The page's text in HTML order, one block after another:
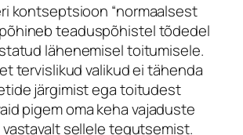
kontseptsioon “normaalsest
teaduspõhistel tõdedel
lähenemisel toitumisele.
tervislikud valikud ei tähenda
järgimist ega toitudest
pigem oma keha vajaduste
sellele tegutsemist.